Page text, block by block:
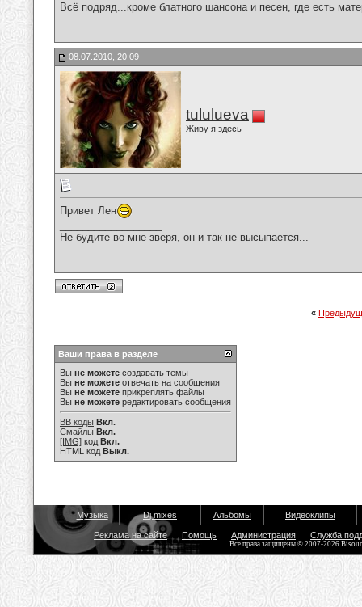
Всё подряд...кроме блатного шансона и песен, где есть
08.07.2010, 20:09
tululueva
Живу я здесь
Привет Лен
Не будите во мне зверя, он и так не высыпается...
«
Ваши права в разделе
Вы не можете создавать темы
Вы не можете отвечать на сообщения
Вы не можете прикреплять файлы
Вы не можете редактировать сообщения
BB коды Вкл.
Смайлы Вкл.
[IMG] код Вкл.
HTML код Выкл.
Музыка Dj mixes Альбомы Видеоклипы
Реклама на сайте Помощь Администрация Служба
Все права защищены © 2007-2026